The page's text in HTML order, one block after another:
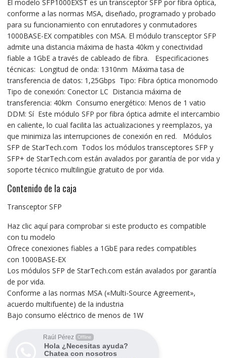
El modelo SFP1000EXST es un transceptor SFP por fibra óptica,
conforme a las normas MSA, diseñado, programado y probado
para su funcionamiento con enrutadores y conmutadores
1000BASE-EX compatibles con MSA. El módulo transceptor SFP
admite una distancia máxima de hasta 40km y conectividad
fiable a 1GbE a través de cableado de fibra. Especificaciones
técnicas: Longitud de onda: 1310nm Máxima tasa de
transferencia de datos: 1,25Gbps Tipo: Fibra óptica monomodo
Tipo de conexión: Conector LC Distancia máxima de
transferencia: 40km Consumo energético: Menos de 1 vatio
DDM: Sí Este módulo SFP por fibra óptica admite el intercambio
en caliente, lo cual facilita las actualizaciones y reemplazos, ya
que minimiza las interrupciones de conexión en red. Módulos
SFP de StarTech.com Todos los módulos transceptores SFP y
SFP+ de StarTech.com están avalados por garantía de por vida y
soporte técnico multilingüe gratuito de por vida.
Contenido de la caja
Transceptor SFP
Haz clic aquí para comprobar si este producto es compatible
con tu modelo
Ofrece conexiones fiables a 1GbE para redes compatibles
con 1000BASE-EX
Los módulos SFP de StarTech.com están avalados por garantía
de por vida.
Conforme a las normas MSA («Multi-Source Agreement»,
acuerdo multifuente) de la industria
Bajo consumo eléctrico de menos de 1W
Raúl Pérez Offline
Hola ¿Necesitas ayuda?
Chatea con nosotros